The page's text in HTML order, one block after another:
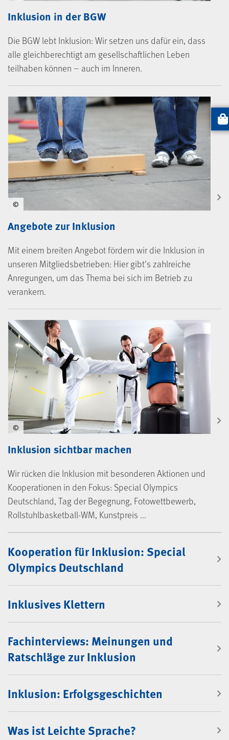
Inklusion in der BGW
Die BGW lebt Inklusion: Wir setzen uns dafür ein, dass
alle gleichberechtigt am gesellschaftlichen Leben
teilhaben können – auch im Inneren.
Angebote zur Inklusion
Mit einem breiten Angebot fördern wir die Inklusion in
unseren Mitgliedsbetrieben: Hier gibt's zahlreiche
Anregungen, um das Thema bei sich im Betrieb zu
verankern.
©
Inklusion sichtbar machen
Wir rücken die Inklusion mit besonderen Aktionen und
Kooperationen in den Fokus: Special Olympics
Deutschland, Tag der Begegnung, Fotowettbewerb,
Rollstuhlbasketball-WM, Kunstpreis ...
©
Kooperation für Inklusion: Special
Olympics Deutschland
Inklusives Klettern
Fachinterviews: Meinungen und
Ratschläge zur Inklusion
Inklusion: Erfolgsgeschichten
Was ist Leichte Sprache?